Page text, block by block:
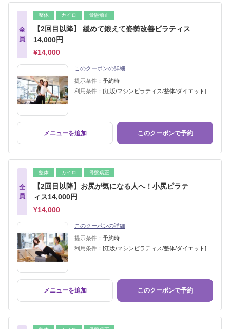
全
員
整体 カイロ 骨盤矯正
【2回目以降】 緩めて鍛えて姿勢改善ピラティス
14,000円
¥14,000
このクーポンの詳細
提示条件： 予約時
利用条件： [江坂/マシンピラティス/整体/ダイエット]
メニューを追加 このクーポンで予約
全
員
整体 カイロ 骨盤矯正
【2回目以降】お尻が気になる人へ！小尻ピラテ
ィス14,000円
¥14,000
このクーポンの詳細
提示条件： 予約時
利用条件： [江坂/マシンピラティス/整体/ダイエット]
メニューを追加 このクーポンで予約